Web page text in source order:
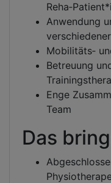
Anwendung
Mobilitäts‑
Betreuung
Enge
Team
Das